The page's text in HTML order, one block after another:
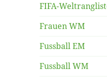
FIFA-
Frauen WM
Fussball EM
Fussball WM